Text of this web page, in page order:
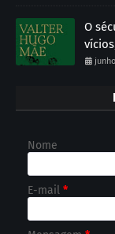
O
Nome
E-mail *